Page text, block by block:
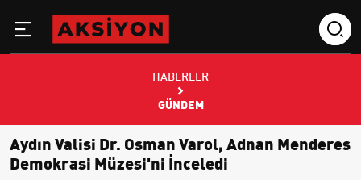
HABERLER
GÜNDEM
Aydın Valisi Dr. Osman Varol, Adnan Menderes
Demokrasi Müzesi'ni İnceledi